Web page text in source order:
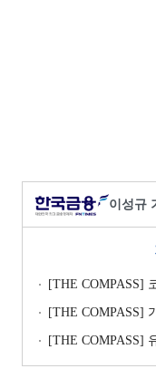
이성규
[THE COMPASS] 코나
[THE COMPASS] 가비
[THE COMPASS] 유진투자증권,